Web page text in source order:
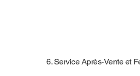
6. Service Après-Vente et